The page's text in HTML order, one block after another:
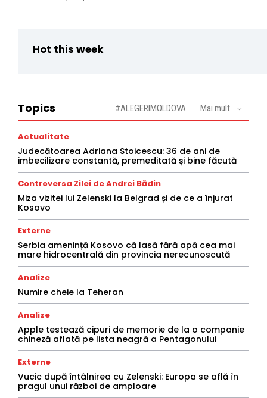
Hot this week
Topics #ALEGERIMOLDOVA Mai mult
Actualitate
Judecătoarea Adriana Stoicescu: 36 de ani de
imbecilizare constantă, premeditată și bine făcută
Controversa Zilei de Andrei Bădin
Miza vizitei lui Zelenski la Belgrad și de ce a înjurat
Kosovo
Externe
Serbia amenință Kosovo că lasă fără apă cea mai
mare hidrocentrală din provincia nerecunoscută
Analize
Numire cheie la Teheran
Analize
Apple testează cipuri de memorie de la o companie
chineză aflată pe lista neagră a Pentagonului
Externe
Vucic după întâlnirea cu Zelenski: Europa se află în
pragul unui război de amploare